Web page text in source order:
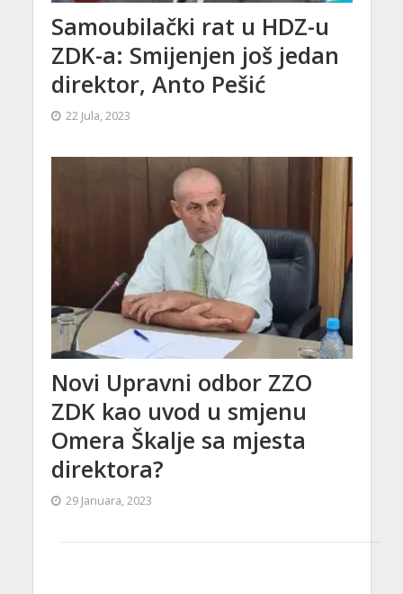
Samoubilački rat u HDZ-u
ZDK-a: Smijenjen još jedan
direktor, Anto Pešić
22 Jula, 2023
Novi Upravni odbor ZZO
ZDK kao uvod u smjenu
Omera Škalje sa mjesta
direktora?
29 Januara, 2023